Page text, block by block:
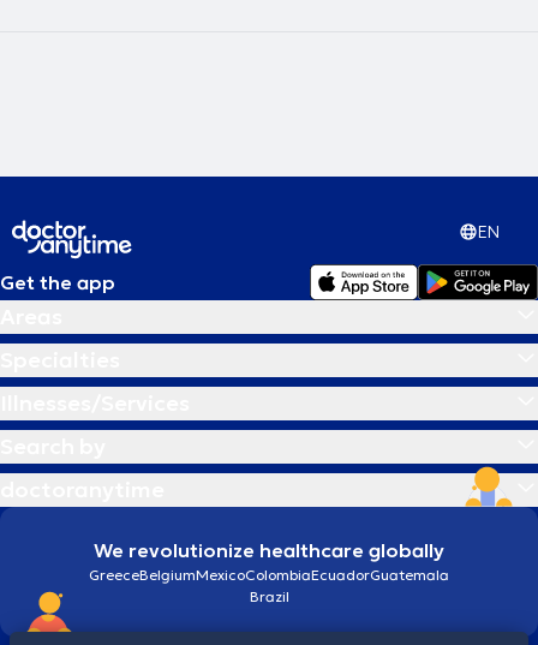
EN
Get the app
We revolutionize healthcare globally
GreeceBelgiumMexicoColombiaEcuadorGuatemala
Brazil